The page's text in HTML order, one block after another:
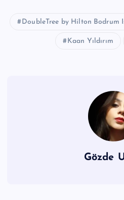
DoubleTree by Hilton Bodrum
Kaan Yıldırım
Gözde